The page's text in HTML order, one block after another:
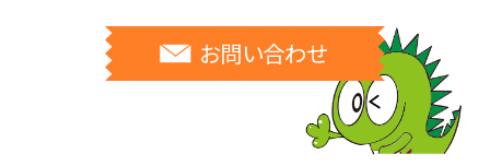
お問い合わせ